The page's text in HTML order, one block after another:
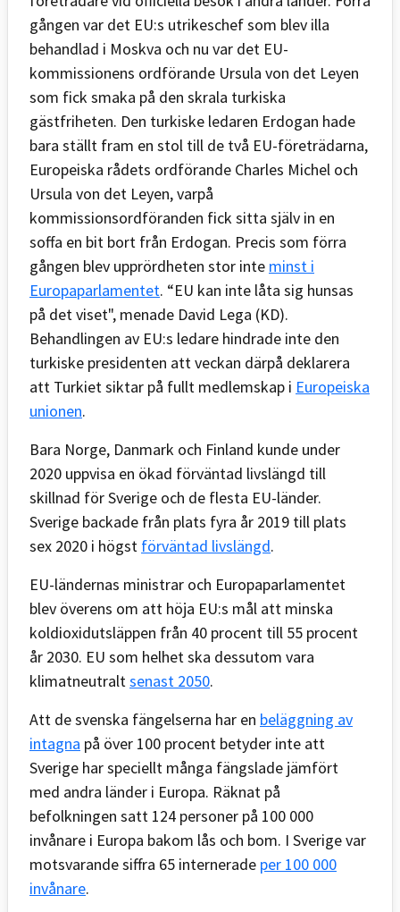
gången var det EU:s utrikeschef som blev illa
behandlad i Moskva och nu var det EU-
kommissionens ordförande Ursula von det Leyen
som fick smaka på den skrala turkiska
gästfriheten. Den turkiske ledaren Erdogan hade
bara ställt fram en stol till de två EU-företrädarna,
Europeiska rådets ordförande Charles Michel och
Ursula von det Leyen, varpå
kommissionsordföranden fick sitta själv in en
soffa en bit bort från Erdogan. Precis som förra
gången blev upprördheten stor inte minst i
Europaparlamentet. “EU kan inte låta sig hunsas
på det viset", menade David Lega (KD).
Behandlingen av EU:s ledare hindrade inte den
turkiske presidenten att veckan därpå deklarera
att Turkiet siktar på fullt medlemskap i Europeiska
unionen.
Bara Norge, Danmark och Finland kunde under
2020 uppvisa en ökad förväntad livslängd till
skillnad för Sverige och de flesta EU-länder.
Sverige backade från plats fyra år 2019 till plats
sex 2020 i högst förväntad livslängd.
EU-ländernas ministrar och Europaparlamentet
blev överens om att höja EU:s mål att minska
koldioxidutsläppen från 40 procent till 55 procent
år 2030. EU som helhet ska dessutom vara
klimatneutralt senast 2050.
Att de svenska fängelserna har en beläggning av
intagna på över 100 procent betyder inte att
Sverige har speciellt många fängslade jämfört
med andra länder i Europa. Räknat på
befolkningen satt 124 personer på 100 000
invånare i Europa bakom lås och bom. I Sverige var
motsvarande siffra 65 internerade per 100 000
invånare.